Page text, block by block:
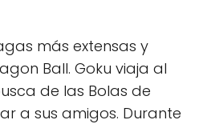
más extensas y
Ball. Goku viaja al
de las Bolas de
a sus amigos. Durante